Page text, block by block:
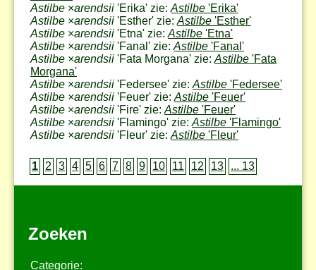
Astilbe ×arendsii 'Erika' zie: Astilbe 'Erika'
Astilbe ×arendsii 'Esther' zie: Astilbe 'Esther'
Astilbe ×arendsii 'Etna' zie: Astilbe 'Etna'
Astilbe ×arendsii 'Fanal' zie: Astilbe 'Fanal'
Astilbe ×arendsii 'Fata Morgana' zie: Astilbe 'Fata
Morgana'
Astilbe ×arendsii 'Federsee' zie: Astilbe 'Federsee'
Astilbe ×arendsii 'Feuer' zie: Astilbe 'Feuer'
Astilbe ×arendsii 'Fire' zie: Astilbe 'Feuer'
Astilbe ×arendsii 'Flamingo' zie: Astilbe 'Flamingo'
Astilbe ×arendsii 'Fleur' zie: Astilbe 'Fleur'
1 2 3 4 5 6 7 8 9 10 11 12 13 ... 13
Zoeken
Categorie: